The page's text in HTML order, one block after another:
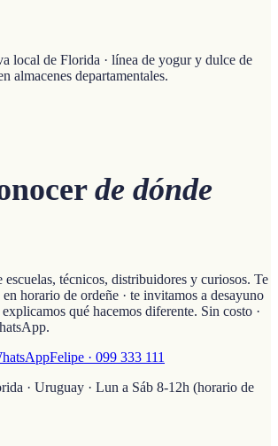
local de Florida · línea de yogur y dulce de
almacenes departamentales.
de dónde
escuelas, técnicos, distribuidores y curiosos. Te
horario de ordeñe · te invitamos a desayuno
qué hacemos diferente. Sin costo ·
Felipe · 099 333 111
· Uruguay · Lun a Sáb 8-12h (horario de